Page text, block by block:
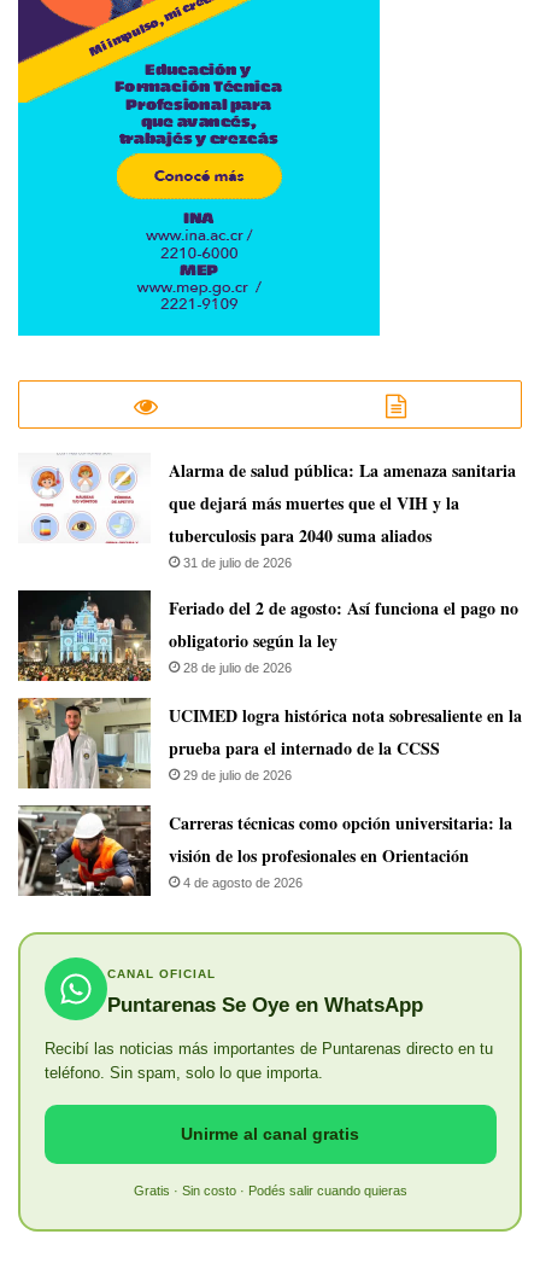
​Alarma de salud pública: La amenaza sanitaria
que dejará más muertes que el VIH y la
tuberculosis para 2040 suma aliados
31 de julio de 2026
Feriado del 2 de agosto: Así funciona el pago no
obligatorio según la ley
28 de julio de 2026
UCIMED logra histórica nota sobresaliente en la
prueba para el internado de la CCSS
29 de julio de 2026
Carreras técnicas como opción universitaria: la
visión de los profesionales en Orientación
4 de agosto de 2026
CANAL OFICIAL
Puntarenas Se Oye en WhatsApp
Recibí las noticias más importantes de Puntarenas directo en tu
teléfono. Sin spam, solo lo que importa.
Unirme al canal gratis
Gratis · Sin costo · Podés salir cuando quieras